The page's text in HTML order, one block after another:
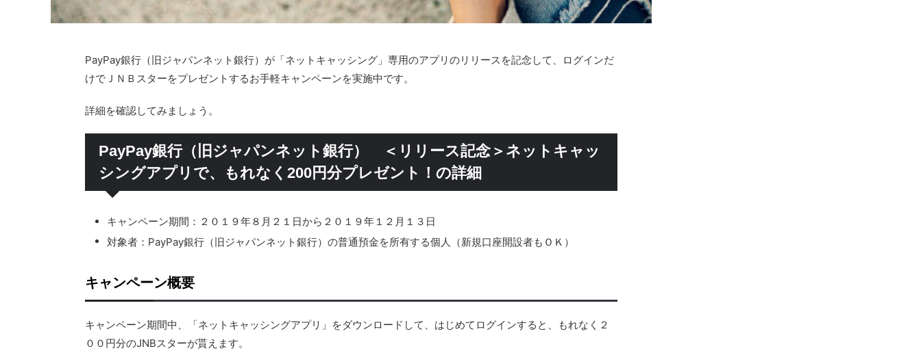
PayPay銀行（旧ジャパンネット銀行）が「ネットキャッシング」専用のアプリのリリースを記念して、ログインだ
けでＪＮＢスターをプレゼントするお手軽キャンペーンを実施中です。
詳細を確認してみましょう。
PayPay銀行（旧ジャパンネット銀行） ＜リリース記念＞ネットキャッ
シングアプリで、もれなく200円分プレゼント！の詳細
キャンペーン期間：２０１９年８月２１日から２０１９年１２月１３日
対象者：PayPay銀行（旧ジャパンネット銀行）の普通預金を所有する個人（新規口座開設者もＯＫ）
キャンペーン概要
キャンペーン期間中、「ネットキャッシングアプリ」をダウンロードして、はじめてログインすると、もれなく２
００円分のJNBスターが貰えます。